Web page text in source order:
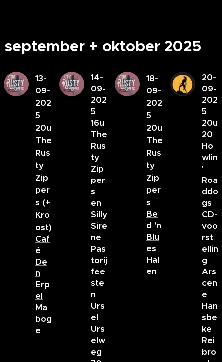
september + oktober 2025
13-
09-
202
5
20u
The
Rus
ty
Zip
per
s (+
Kro
ost)
Caf
é
De
n
Erp
el
Ma
bog
e
14-
09-
202
5
16u
The
Rus
ty
Zip
per
s
en
Silly
Sire
ne
Pas
torij
fee
ste
n
Urs
el
Urs
elw
eg
18-
09-
202
5
20u
The
Rus
ty
Zip
per
s
Be
d 'n
Blu
es
Hal
en
20-
09-
202
5
20u
20
Ho
wlin
'
Roa
ddo
gs
CD-
voo
rst
ellin
g
Ars
cen
e
Han
sbe
ke
Rei
bro